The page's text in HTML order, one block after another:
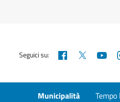
Seguici su: Facebook
Municipalità